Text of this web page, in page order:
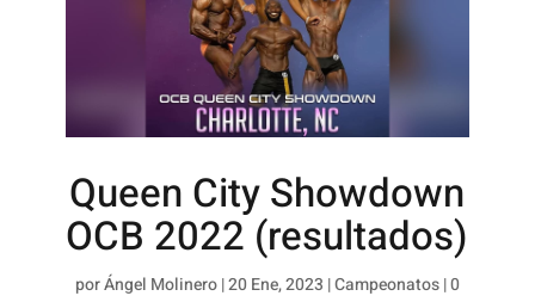
Queen City Showdown
OCB 2022 (resultados)
porÁngel Molinero|20 Ene, 2023 |Campeonatos|0